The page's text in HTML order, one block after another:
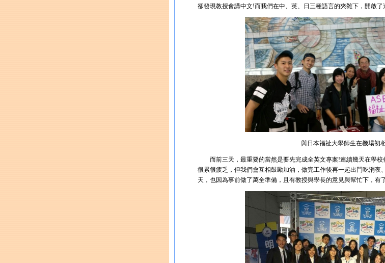
卻發現教授會講中文!而我們在中、英、日三種語言的夾雜下，開啟了
與日本福祉大學師生在機場初
而前三天，最重要的當然是要先完成全英文專案!連續幾天在學校
很累很疲乏，但我們會互相鼓勵加油，做完工作後再一起出門吃消夜
天，也因為事前做了萬全準備，且有教授與學長的意見與幫忙下，有